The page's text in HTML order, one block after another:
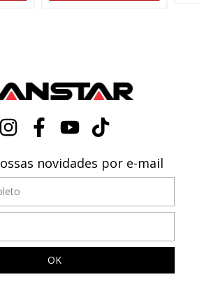
novidades por e-mail